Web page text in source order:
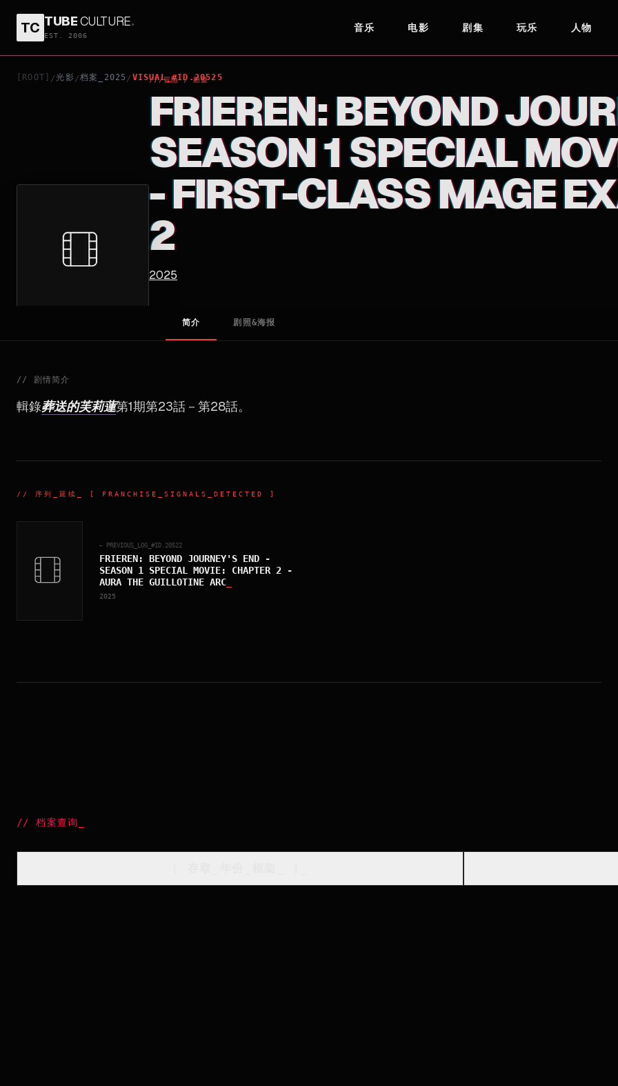
TC TUBECULTURE.
EST. 2006
音乐 电影 剧集 玩乐 人物
[ROOT] /光影 /档案_2025 / VISUAL_#ID.20525
///冒險 / 動畫
FRIEREN: BEYOND
SEASON 1 SPECIAL
- FIRST-CLASS MAGE
2
2025
FRIEREN: BEYOND JOURNEY'S END - SEASON 1 SPECIAL MOVIE: CHAPTER 5 - FIRST-CLASS MAGE EXAM
简介 剧照&海报
// 剧情简介
輯錄葬送的芙莉蓮第1期第23話－第28話。
// 序列_延续 _ [ FRANCHISE_SIGNALS_DETECTED ]
← PREVIOUS_LOG_#ID. 20522
FRIEREN: BEYOND JOURNEY'S END -
SEASON 1 SPECIAL MOVIE: CHAPTER 2 -
AURA THE GUILLOTINE ARC
2025
//档案查询